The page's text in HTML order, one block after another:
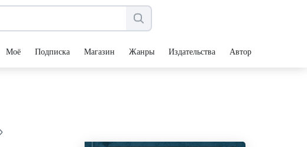
Моё Подписка Магазин Жанры Издательства Авторы